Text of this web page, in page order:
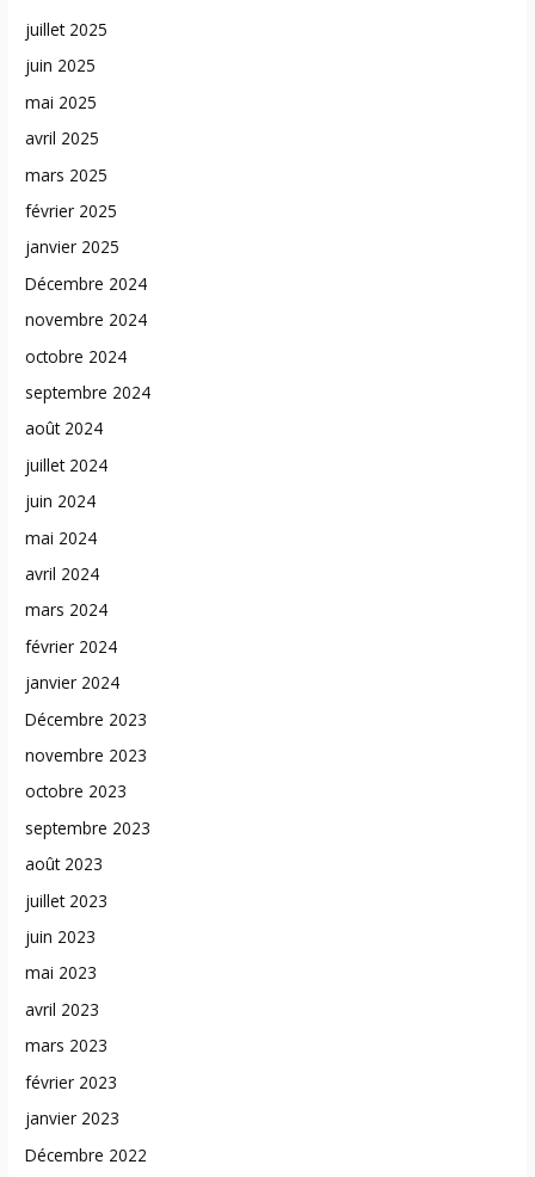
juillet 2025
juin 2025
mai 2025
avril 2025
mars 2025
février 2025
janvier 2025
Décembre 2024
novembre 2024
octobre 2024
septembre 2024
août 2024
juillet 2024
juin 2024
mai 2024
avril 2024
mars 2024
février 2024
janvier 2024
Décembre 2023
novembre 2023
octobre 2023
septembre 2023
août 2023
juillet 2023
juin 2023
mai 2023
avril 2023
mars 2023
février 2023
janvier 2023
Décembre 2022